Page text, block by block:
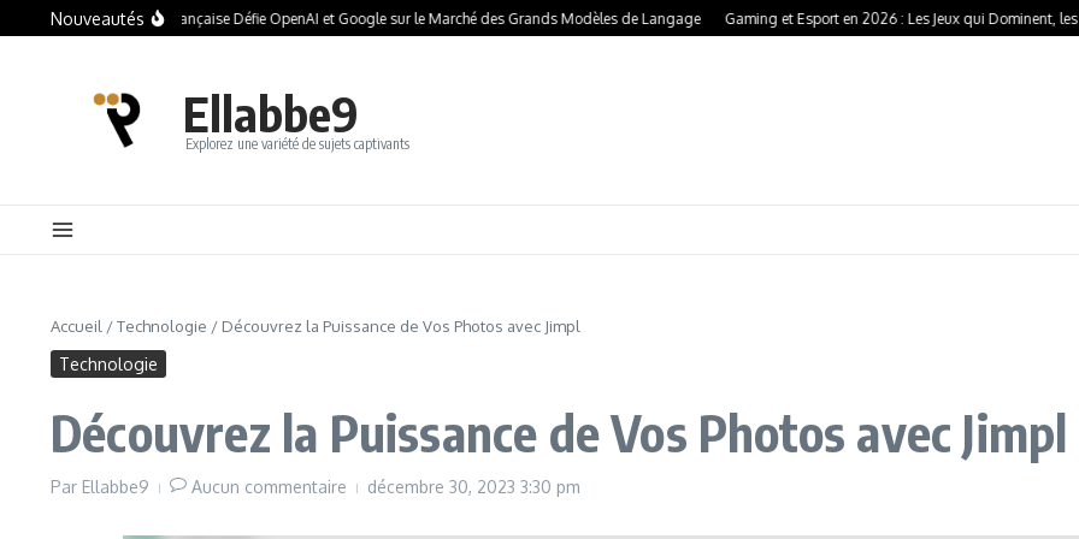
Nouveautés
la Startup Française Défie OpenAI et Google sur le Marché des Grands Modèles de Langage Gaming et Esport en 2026 : Les Jeux qui Dominent, les
Ellabbe9
Explorez une variété de sujets captivants
Accueil /Technologie / Découvrez la Puissance de Vos Photos avec Jimpl
Technologie
Découvrez la Puissance de Vos Photos avec Jimpl
Par Ellabbe9 Aucun commentaire décembre 30, 2023 3:30 pm